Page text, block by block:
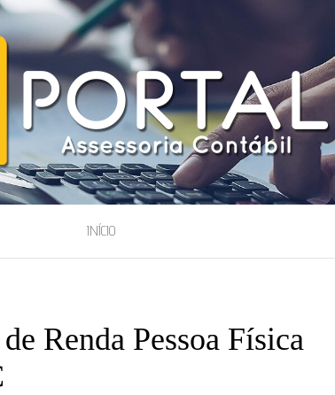
INÍCIO
Renda Pessoa Física